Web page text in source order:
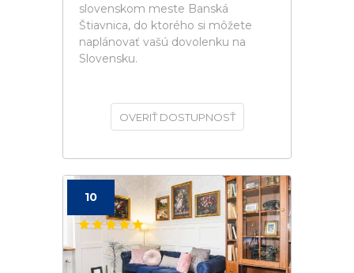
slovenskom meste Banská
Štiavnica, do ktorého si môžete
naplánovať vašú dovolenku na
Slovensku.
OVERIŤ DOSTUPNOSŤ
10